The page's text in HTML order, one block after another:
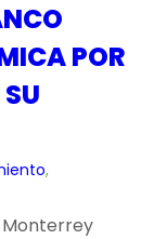
POR
Monterrey